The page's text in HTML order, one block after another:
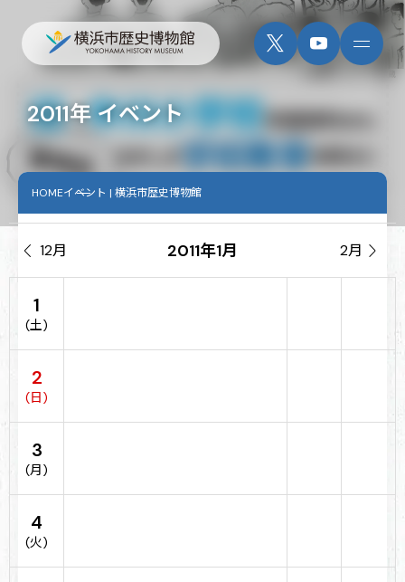
2011年 イベント
HOMEイベント | 横浜市歴史博物館
 12月 2011年1月 2月 
1
(土)
2
(日)
3
(月)
4
(火)